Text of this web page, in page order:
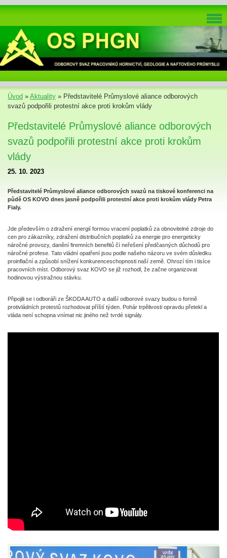
Úvod » Aktuality » Představitelé Průmyslové aliance odborových
svazů podpořili protestní akce proti krokům vlády
Představitelé Průmyslové aliance odborových
svazů podpořili protestní akce proti krokům
vlády
25. 10. 2023
Představitelé Průmyslové aliance odborových svazů na tiskové konferenci na
půdě OS KOVO dnes jasně podpořili protestní akce proti krokům vlády Petra
Fialy.
Jde především o zdražení energií formou vracení poplatků za obnovitelné zdroje do
cen pro zákazníky, zdražení distribučních poplatků za energie pro energeticky
náročné provozy, danění firemních benefitů čí neřešení předčasných důchodů pro
náročné profese. Tato vládní opatření jsou podle našeho názoru ve svém důsledku
proinflační a způsobí snížení konkurenceschopnosti naší země. Ohrozí tím i tisíce
pracovních míst. Odborový svaz KOVO se již rozhodl, že začne organizovat
hodinovou výstražnou stávku.
Připojili se i odboráři ze ŠKODA AUTO a další odborové svazy budou o formě
protivládních protestů rozhodovat příští týden. Pohár trpělivosti opravdu přetekl a
vláda není schopna vnímat nic jiného než tvrdé signály.